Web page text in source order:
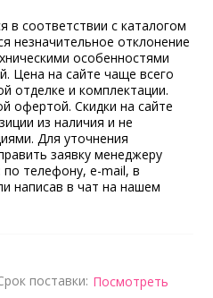
в соответствии с каталогом
незначительное отклонение
особенностями
Цена на сайте чаще всего
отделке и комплектации.
офертой. Скидки на сайте
из наличия и не
Для уточнения
заявку менеджеру
телефону, e-mail, в
написав в чат на нашем
поставки: Посмотреть